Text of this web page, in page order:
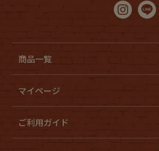
商品一覧
マイページ
ご利用ガイド